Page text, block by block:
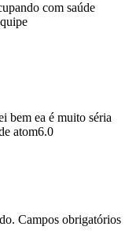
com saúde
bem ea é muito séria
atom6.0
Campos obrigatórios